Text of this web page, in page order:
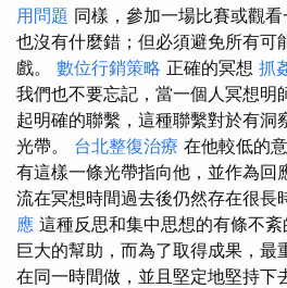
用問題 同樣，參加一場比賽或觀
也沒有什麼錯；但必須避免所有可
戲。 數位行銷策略 正確的冥想 抓
我們也不要忘記，當一個人冥想明
起明確的聯繫，這種聯繫對於有洞
光帶。 台北整復治療 在他較低的
有這樣一條光帶指向他，並作為回
流在冥想時間過去後仍然存在很長
應 這種反思和集中思想的有條不
巨大的幫助，而為了取得成果，最
在同一時間做，並且堅定地堅持下